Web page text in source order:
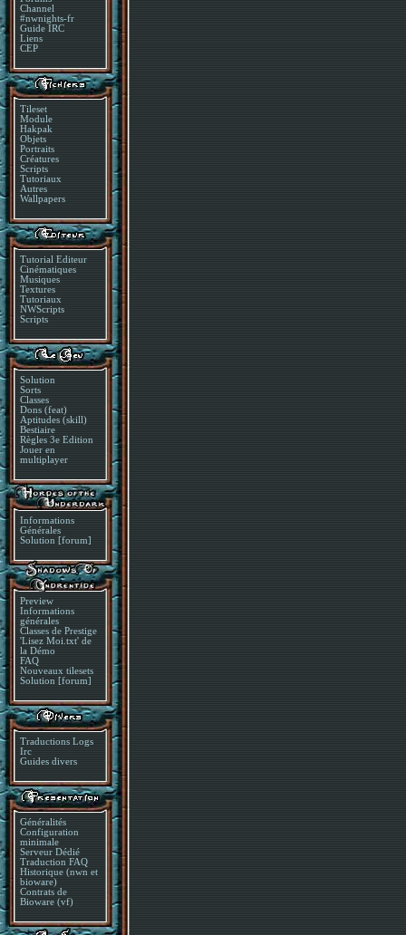
Channel
#nwnights-fr
Guide IRC
Liens
CEP
Tileset
Module
Hakpak
Objets
Portraits
Créatures
Scripts
Tutoriaux
Autres
Wallpapers
Tutorial Editeur
Cinématiques
Musiques
Textures
Tutoriaux
NWScripts
Scripts
Solution
Sorts
Classes
Dons (feat)
Aptitudes (skill)
Bestiaire
Règles 3e Edition
Jouer en
multiplayer
Informations
Générales
Solution [forum]
Preview
Informations
générales
Classes de Prestige
'Lisez Moi.txt' de
la Démo
FAQ
Nouveaux tilesets
Solution [forum]
Traductions Logs
Irc
Guides divers
Généralités
Configuration
minimale
Serveur Dédié
Traduction FAQ
Historique (nwn et
bioware)
Contrats de
Bioware (vf)